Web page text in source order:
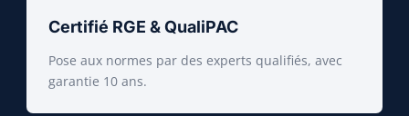
Certifié RGE & QualiPAC
Pose aux normes par des experts qualifiés, avec
garantie 10 ans.